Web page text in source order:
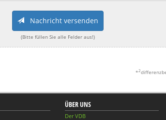
Nachricht versenden
(Bitte füllen Sie alle Felder aus!)
*2
ÜBER UNS
Der VDB